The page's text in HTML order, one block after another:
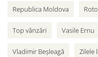
Republica Moldova
Top vânzări Vasile Ernu
Vladimir Beșleagă Zilele